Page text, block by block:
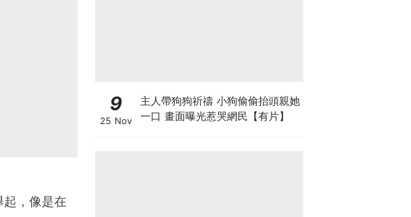
，像是在
9
25 Nov
主人帶狗狗祈禱 小狗偷偷抬頭親她
一口 畫面曝光惹哭網民【有片】